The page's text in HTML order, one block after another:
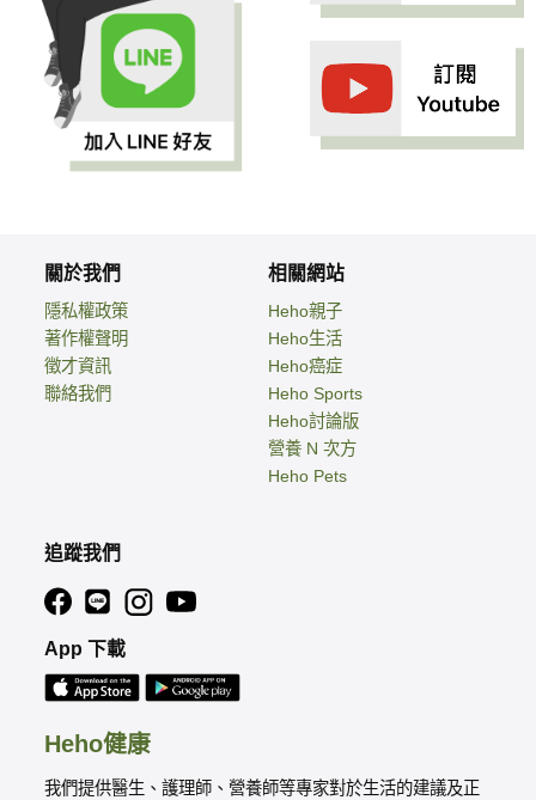
Heho健康
我們提供醫生、護理師、營養師等專家對於生活的建議及正
關於我們
隱私權政策
著作權聲明
徵才資訊
聯絡我們
相關網站
Heho親子
Heho生活
Heho癌症
Heho Sports
Heho討論版
營養 N 次方
Heho Pets
追蹤我們
App 下載